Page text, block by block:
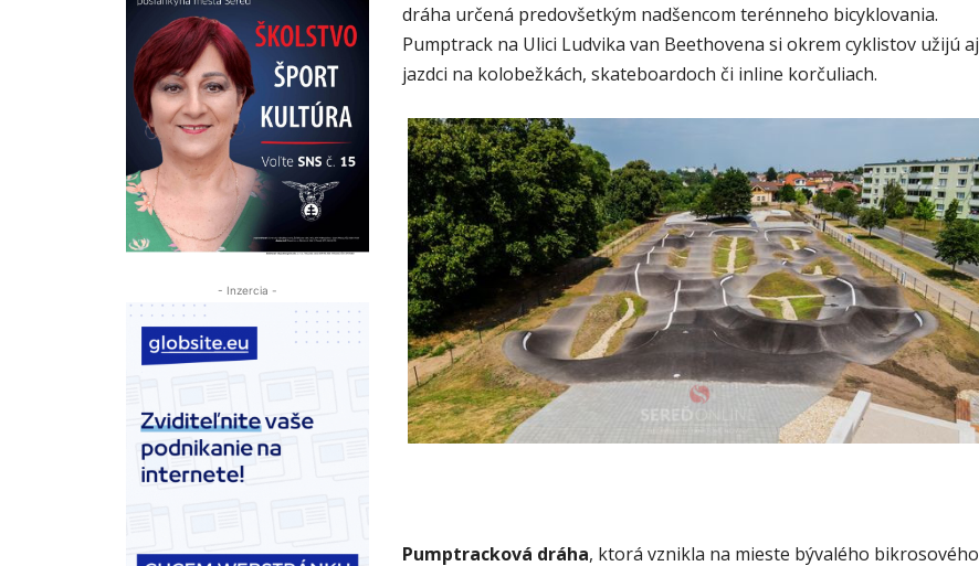
- Inzercia -
dráha určená predovšetkým nadšencom terénneho bicyklovania.
Pumptrack na Ulici Ludvika van Beethovena si okrem cyklistov užijú aj
jazdci na kolobežkách, skateboardoch či inline korčuliach.
Pumptracková dráha, ktorá vznikla na mieste bývalého bikrosového